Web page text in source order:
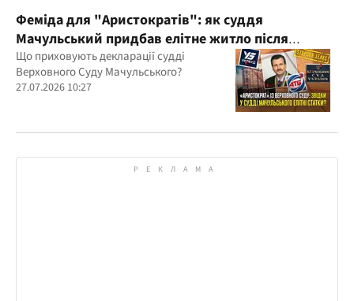
Феміда для "Аристократів": як суддя
Мачульський придбав елітне житло після
вердикту на користь забудовника?
Що приховують декларації судді
Верховного Суду Мачульського?
27.07.2026 10:27